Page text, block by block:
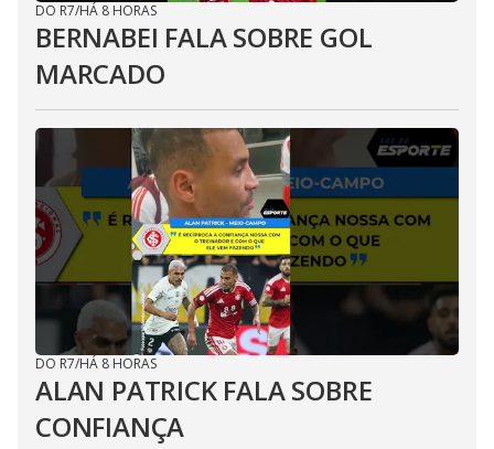
DO R7/HÁ 8 HORAS
BERNABEI FALA SOBRE GOL
MARCADO
DO R7/HÁ 8 HORAS
ALAN PATRICK FALA SOBRE
CONFIANÇA